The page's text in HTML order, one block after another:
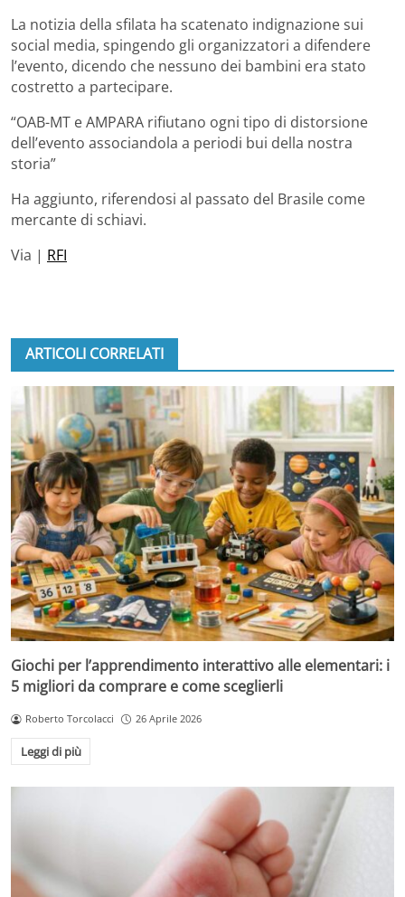
La notizia della sfilata ha scatenato indignazione sui
social media, spingendo gli organizzatori a difendere
l’evento, dicendo che nessuno dei bambini era stato
costretto a partecipare.
“OAB-MT e AMPARA rifiutano ogni tipo di distorsione
dell’evento associandola a periodi bui della nostra
storia”
Ha aggiunto, riferendosi al passato del Brasile come
mercante di schiavi.
Via | RFI
ARTICOLI CORRELATI
Giochi per l’apprendimento interattivo alle elementari: i
5 migliori da comprare e come sceglierli
Roberto Torcolacci 26 Aprile 2026
Leggi di più